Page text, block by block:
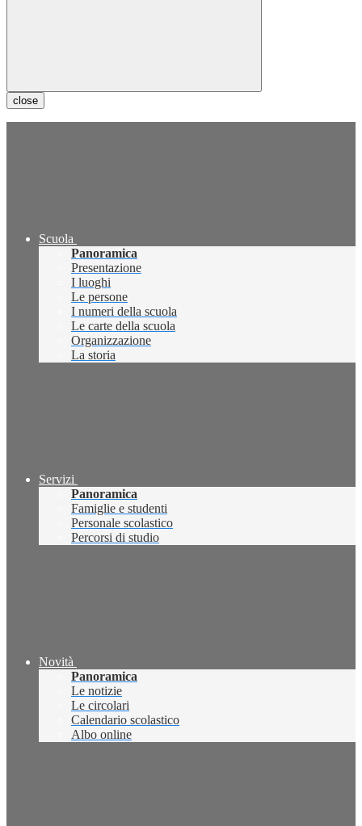
close
Scuola
Panoramica
Presentazione
I luoghi
Le persone
I numeri della scuola
Le carte della scuola
Organizzazione
La storia
Servizi
Panoramica
Famiglie e studenti
Personale scolastico
Percorsi di studio
Novità
Panoramica
Le notizie
Le circolari
Calendario scolastico
Albo online